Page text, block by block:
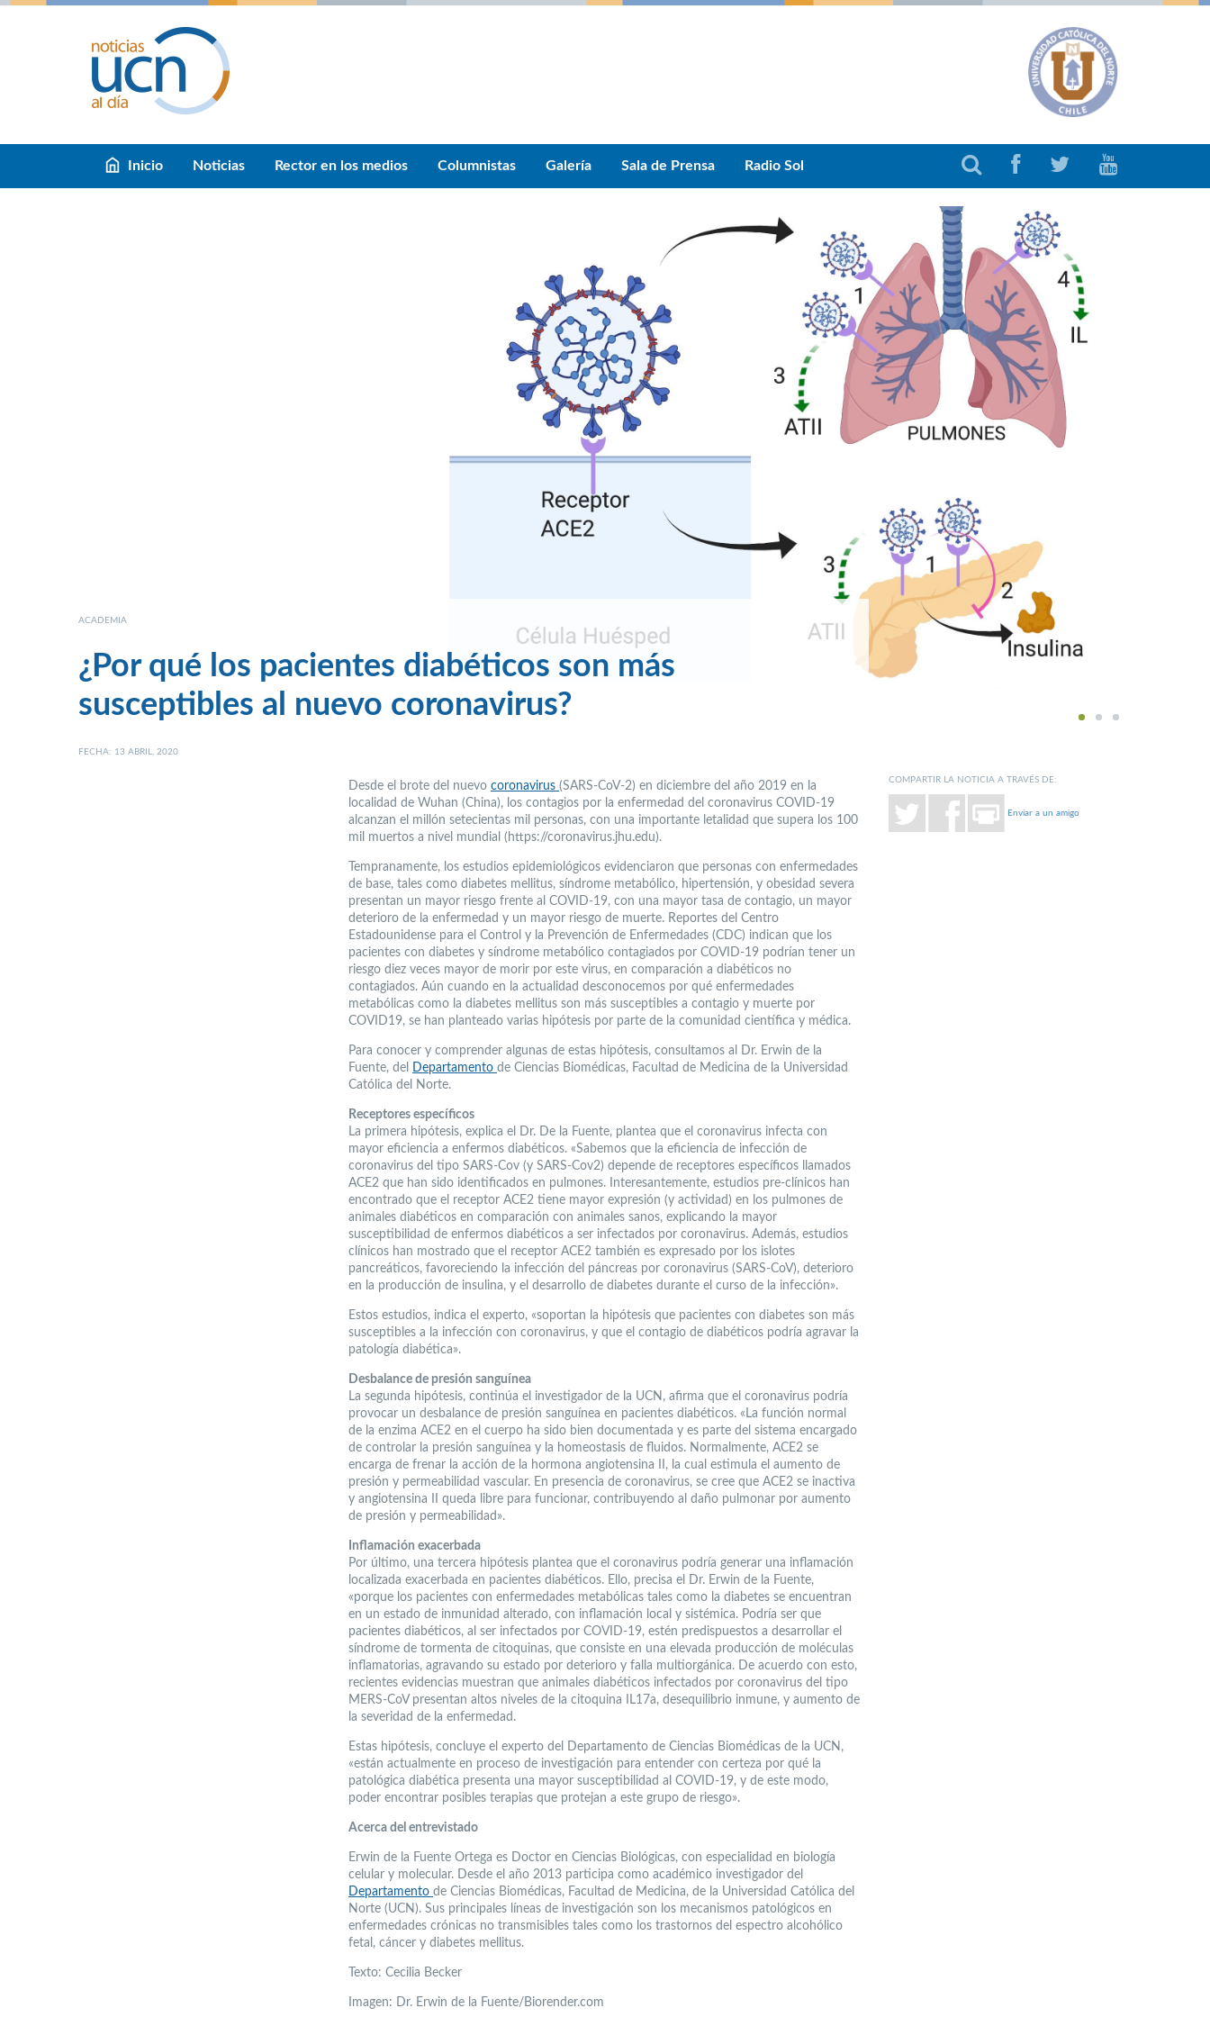
Inicio Noticias Rector en los medios Columnistas Galería Sala de Prensa Radio Sol
1 2 3
ACADEMIA
¿Por qué los pacientes diabéticos son más
susceptibles al nuevo coronavirus?
FECHA: 13 ABRIL, 2020
Desde el brote del nuevo coronavirus (SARS-CoV-2) en diciembre del año 2019 en la
localidad de Wuhan (China), los contagios por la enfermedad del coronavirus COVID-19
alcanzan el millón setecientas mil personas, con una importante letalidad que supera los 100
mil muertos a nivel mundial (https://coronavirus.jhu.edu).
Tempranamente, los estudios epidemiológicos evidenciaron que personas con enfermedades
de base, tales como diabetes mellitus, síndrome metabólico, hipertensión, y obesidad severa
presentan un mayor riesgo frente al COVID-19, con una mayor tasa de contagio, un mayor
deterioro de la enfermedad y un mayor riesgo de muerte. Reportes del Centro
Estadounidense para el Control y la Prevención de Enfermedades (CDC) indican que los
pacientes con diabetes y síndrome metabólico contagiados por COVID-19 podrían tener un
riesgo diez veces mayor de morir por este virus, en comparación a diabéticos no
contagiados. Aún cuando en la actualidad desconocemos por qué enfermedades
metabólicas como la diabetes mellitus son más susceptibles a contagio y muerte por
COVID19, se han planteado varias hipótesis por parte de la comunidad científica y médica.
Para conocer y comprender algunas de estas hipótesis, consultamos al Dr. Erwin de la
Fuente, del
Departamento de Ciencias Biomédicas, Facultad de Medicina de la Universidad
Católica del Norte.
Receptores específicos
La primera hipótesis, explica el Dr. De la Fuente, plantea que el coronavirus infecta con
mayor eficiencia a enfermos diabéticos. «Sabemos que la eficiencia de infección de
coronavirus del tipo SARS-Cov (y SARS-Cov2) depende de receptores específicos llamados
ACE2 que han sido identificados en pulmones. Interesantemente, estudios pre-clínicos han
encontrado que el receptor ACE2 tiene mayor expresión (y actividad) en los pulmones de
animales diabéticos en comparación con animales sanos, explicando la mayor
susceptibilidad de enfermos diabéticos a ser infectados por coronavirus. Además, estudios
clínicos han mostrado que el receptor ACE2 también es expresado por los islotes
pancreáticos, favoreciendo la infección del páncreas por coronavirus (SARS-CoV), deterioro
en la producción de insulina, y el desarrollo de diabetes durante el curso de la infección».
Estos estudios, indica el experto, «soportan la hipótesis que pacientes con diabetes son más
susceptibles a la infección con coronavirus, y que el contagio de diabéticos podría agravar la
patología diabética».
Desbalance de presión sanguínea
La segunda hipótesis, continúa el investigador de la UCN, afirma que el coronavirus podría
provocar un desbalance de presión sanguínea en pacientes diabéticos. «La función normal
de la enzima ACE2 en el cuerpo ha sido bien documentada y es parte del sistema encargado
de controlar la presión sanguínea y la homeostasis de fluidos. Normalmente, ACE2 se
encarga de frenar la acción de la hormona angiotensina II, la cual estimula el aumento de
presión y permeabilidad vascular. En presencia de coronavirus, se cree que ACE2 se inactiva
y angiotensina II queda libre para funcionar, contribuyendo al daño pulmonar por aumento
de presión y permeabilidad».
Inflamación exacerbada
Por último, una tercera hipótesis plantea que el coronavirus podría generar una inflamación
localizada exacerbada en pacientes diabéticos. Ello, precisa el Dr. Erwin de la Fuente,
«porque los pacientes con enfermedades metabólicas tales como la diabetes se encuentran
en un estado de inmunidad alterado, con inflamación local y sistémica. Podría ser que
pacientes diabéticos, al ser infectados por COVID-19, estén predispuestos a desarrollar el
síndrome de tormenta de citoquinas, que consiste en una elevada producción de moléculas
inflamatorias, agravando su estado por deterioro y falla multiorgánica. De acuerdo con esto,
recientes evidencias muestran que animales diabéticos infectados por coronavirus del tipo
MERS-CoV presentan altos niveles de la citoquina IL17a, desequilibrio inmune, y aumento de
la severidad de la enfermedad.
Estas hipótesis, concluye el experto del Departamento de Ciencias Biomédicas de la UCN,
«están actualmente en proceso de investigación para entender con certeza por qué la
patológica diabética presenta una mayor susceptibilidad al COVID-19, y de este modo,
poder encontrar posibles terapias que protejan a este grupo de riesgo».
Acerca del entrevistado
Erwin de la Fuente Ortega es Doctor en Ciencias Biológicas, con especialidad en biología
celular y molecular. Desde el año 2013 participa como académico investigador del
Departamento de Ciencias Biomédicas, Facultad de Medicina, de la Universidad Católica del
Norte (UCN). Sus principales líneas de investigación son los mecanismos patológicos en
enfermedades crónicas no transmisibles tales como los trastornos del espectro alcohólico
fetal, cáncer y diabetes mellitus.
Texto: Cecilia Becker
Imagen: Dr. Erwin de la Fuente/Biorender.com
COMPARTIR LA NOTICIA A TRAVÉS DE:
Enviar a un amigo